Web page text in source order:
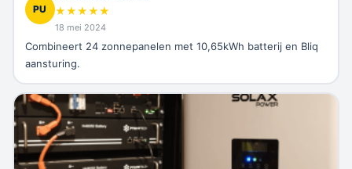
PU ★★★★★
18 mei 2024
Combineert 24 zonnepanelen met 10,65kWh batterij en Bliq
aansturing.